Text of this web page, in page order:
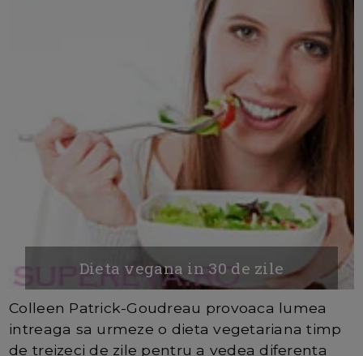
Dieta vegana in 30 de zile
Colleen Patrick-Goudreau provoaca lumea
intreaga sa urmeze o dieta vegetariana timp
de treizeci de zile pentru a vedea diferenta